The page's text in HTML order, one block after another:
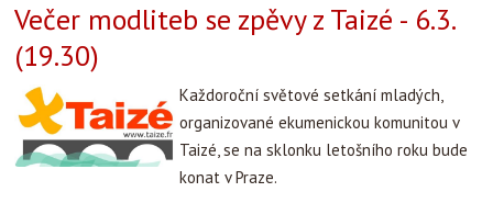
Večer modliteb se zpěvy z Taizé - 6.3.
(19.30)
Každoroční světové setkání mladých,
organizované ekumenickou komunitou v
Taizé, se na sklonku letošního roku bude
konat v Praze.